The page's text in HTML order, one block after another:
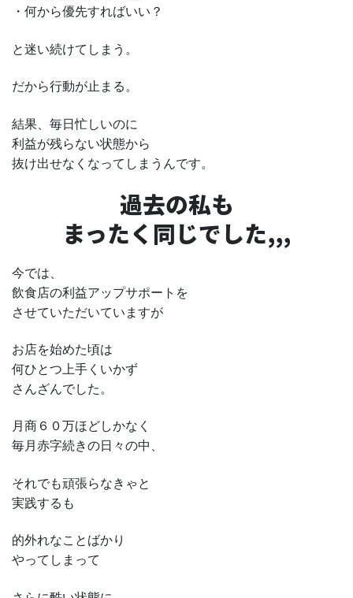
・何から優先すればいい？
と迷い続けてしまう。
だから行動が止まる。
結果、毎日忙しいのに
利益が残らない状態から
抜け出せなくなってしまうんです。
過去の私も
まったく同じでした,,,
今では、
飲食店の利益アップサポートを
させていただいていますが
お店を始めた頃は
何ひとつ上手くいかず
さんざんでした。
月商６０万ほどしかなく
毎月赤字続きの日々の中、
それでも頑張らなきゃと
実践するも
的外れなことばかり
やってしまって